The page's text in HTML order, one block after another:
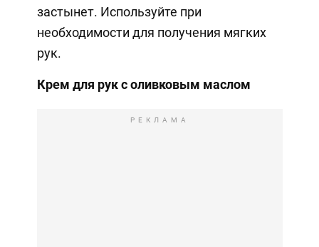
застынет. Используйте при
необходимости для получения мягких
рук.
Крем для рук с оливковым маслом
РЕКЛАМА